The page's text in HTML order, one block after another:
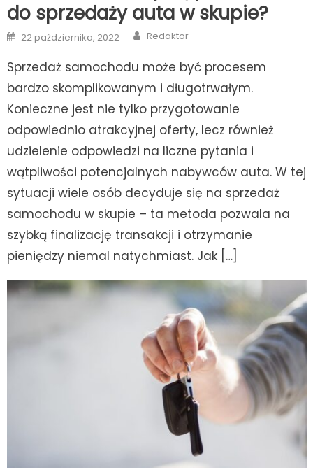
do sprzedaży auta w skupie?
Posted
on
22 października, 2022 Author
Redaktor
Sprzedaż samochodu może być procesem
bardzo skomplikowanym i długotrwałym.
Konieczne jest nie tylko przygotowanie
odpowiednio atrakcyjnej oferty, lecz również
udzielenie odpowiedzi na liczne pytania i
wątpliwości potencjalnych nabywców auta. W tej
sytuacji wiele osób decyduje się na sprzedaż
samochodu w skupie – ta metoda pozwala na
szybką finalizację transakcji i otrzymanie
pieniędzy niemal natychmiast. Jak […]